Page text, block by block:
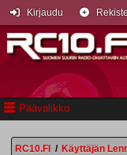
Päävalikko
Kirjaudu
RC10.FI / Käyttäjän